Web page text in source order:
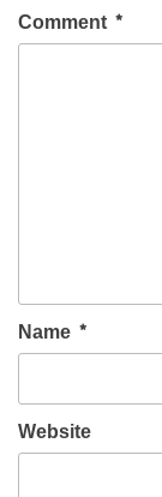
Comment *
Name *
Website